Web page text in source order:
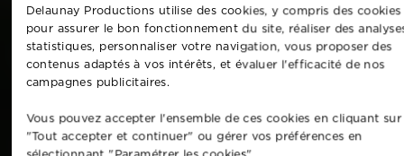
Delaunay Productions utilise des cookies, y compris des
pour assurer le bon fonctionnement du site, réaliser des
statistiques, personnaliser votre navigation, vous proposer des
contenus adaptés à vos intérêts, et évaluer l'efficacité de nos
campagnes publicitaires.
Vous pouvez accepter l'ensemble de ces cookies en cliquant sur
"Tout accepter et continuer" ou gérer vos préférences en